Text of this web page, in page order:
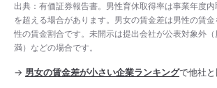
出典：有価証券報告書。男性育休取得率は事業年度
を超える場合があります。男女の賃金差は男性の賃
性の賃金割合です。未開示は提出会社が公表対象外
満）などの場合です。
→ 男女の賃金差が小さい企業ランキングで他社